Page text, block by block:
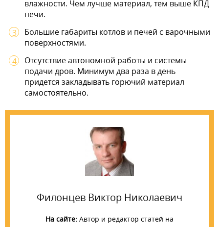
влажности. Чем лучше материал, тем выше КПД
печи.
Большие габариты котлов и печей с варочными
поверхностями.
Отсутствие автономной работы и системы
подачи дров. Минимум два раза в день
придется закладывать горючий материал
самостоятельно.
Филонцев Виктор Николаевич
На сайте: Автор и редактор статей на